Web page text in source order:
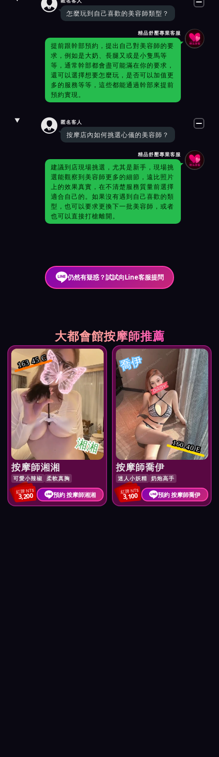

怎麼玩到自己喜歡的美容師類型？
精品舒壓專業客服
提前跟幹部預約，提出自己對美容師的要
求，例如是大奶、長腿又或是小隻馬等
等，通常幹部都會盡可能滿在你的要求，
還可以選擇想要怎麼玩，是否可以加值更
多的服務等等，這些都能通過幹部來提前
預約實現。
 匿名客人
按摩店內如何挑選心儀的美容師？
精品舒壓專業客服
建議到店現場挑選，尤其是新手，現場挑
選能觀察到美容師更多的細節，遠比照片
上的效果真實，在不清楚服務質量前選擇
適合自己的。如果沒有遇到自己喜歡的類
型，也可以要求更換下一批美容師，或者
也可以直接打槍離開。
仍然有疑惑？試試向Line客服提問
大都會館按摩師推薦
湘湘
163 45 C
按摩師湘湘
可愛小辣椒 柔軟真胸
紅牌 NT$
3,200 預約 按摩師湘湘
喬伊
160 40 E
按摩師喬伊
迷人小妖精 奶炮高手
紅牌 NT$
3,100 預約 按摩師喬伊